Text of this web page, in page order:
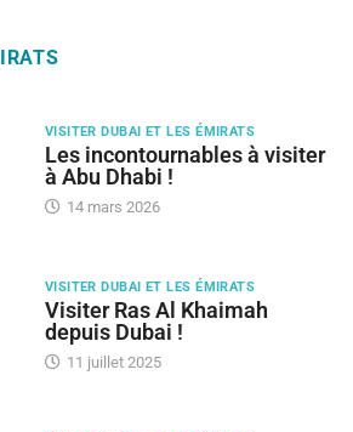
VISITER DUBAI ET LES ÉMIRATS
Les incontournables à visiter
à Abu Dhabi !
14 mars 2026
VISITER DUBAI ET LES ÉMIRATS
Visiter Ras Al Khaimah
depuis Dubai !
11 juillet 2025